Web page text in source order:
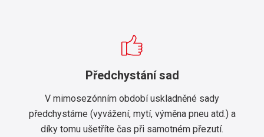
Předchystání sad
V mimosezónním období uskladněné sady
předchystáme (vyvážení, mytí, výměna pneu atd.) a
díky tomu ušetříte čas při samotném přezutí.